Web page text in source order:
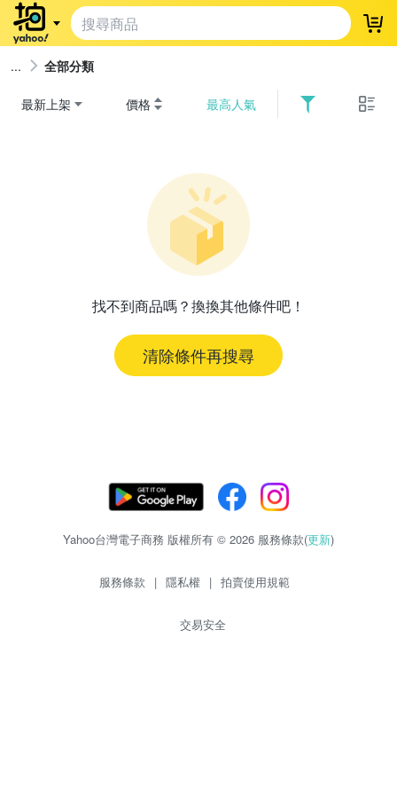
登
全部分類
最新上架 價格 最高人氣
找不到商品嗎？換換其他條件吧！
清除條件再搜尋
Yahoo台灣電子商務 版權所有 © 2026 服務條款(更新)
服務條款 | 隱私權 | 拍賣使用規範
交易安全